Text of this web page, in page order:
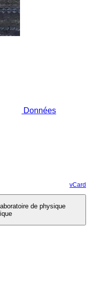
Données
vCard
de physique